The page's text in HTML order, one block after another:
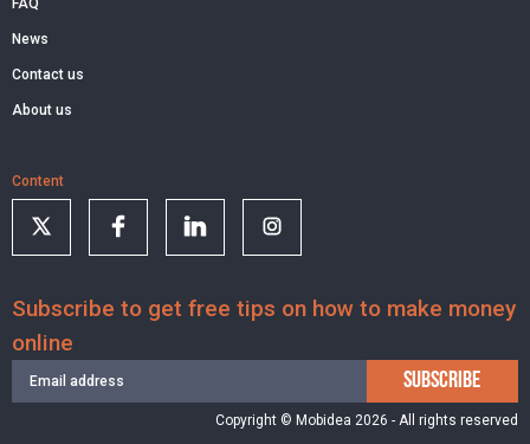
FAQ
News
Contact us
About us
Content
Subscribe to get free tips on how to make money
online
SUBSCRIBE
Copyright © Mobidea 2026 - All rights reserved